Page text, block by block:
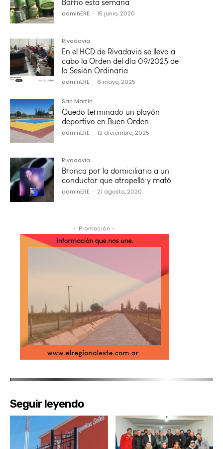
Barrio esta semana
adminERE - 15 junio, 2020
Rivadavia
En el HCD de Rivadavia se llevo a
cabo la Orden del día 09/2025 de
la Sesión Ordinaria
adminERE - 6 mayo, 2025
San Martín
Quedo terminado un playón
deportivo en Buen Orden
adminERE - 12 diciembre, 2025
Rivadavia
Bronca por la domiciliaria a un
conductor que atropelló y mató
adminERE - 21 agosto, 2020
- Promoción -
Seguir leyendo